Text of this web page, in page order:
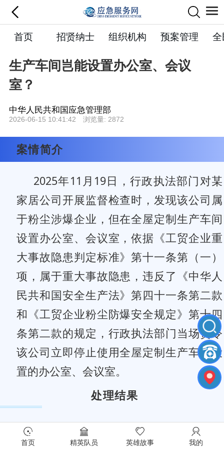
首页 招贤纳士 组织机构 预案管理
生产车间岂能设置办公室、会议
室？
中华人民共和国应急管理部
2026-06-15 10:41:42 浏览量: 2872
案情简介
2025年11月19日，行政执法部门对某
家居公司开展监督检查时，发现该公司属
于粉尘涉爆企业，但在全屋定制生产车间
设置办公室、会议室，依据《工贸企业重
大事故隐患判定标准》第十一条第（一）
项，属于重大事故隐患，违反了《中华人
民共和国安全生产法》第四十一条第二款
和《工贸企业粉尘防爆安全规定》第十四
条第二款的规定，行政执法部门当场责令
该公司立即停止使用全屋定制生产车间设
置的办公室、会议室。
处理结果
依据《中华人民共和国安全生产法》
首页 精英队员 英雄故事 我的